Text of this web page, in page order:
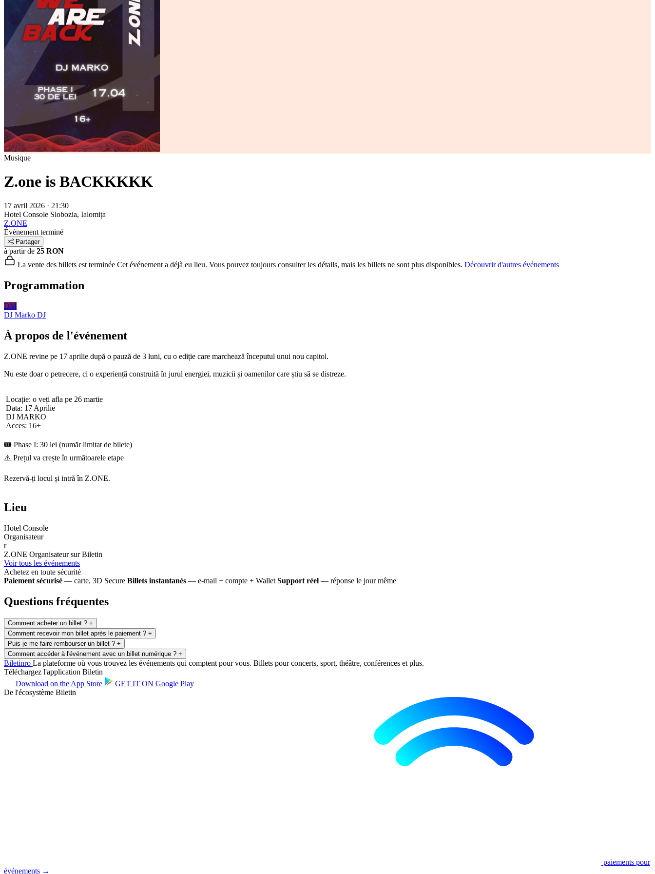
Musique
Z.one is BACKKKKK
17 avril 2026 · 21:30
Hotel Console Slobozia, Ialomița
Z.ONE
Événement terminé
Partager
à partir de 25 RON
La vente des billets est terminée Cet événement a déjà eu lieu. Vous pouvez toujours consulter les détails, mais les billets ne sont plus disponibles. Découvrir d'autres événements
Programmation
DM
DJ Marko DJ
À propos de l'événement
Z.ONE revine pe 17 aprilie după o pauză de 3 luni, cu o ediție care marchează începutul unui nou capitol.
Nu este doar o petrecere, ci o experiență construită în jurul energiei, muzicii și oamenilor care știu să se distreze.
Locație: o veți afla pe 26 martie
Data: 17 Aprilie
DJ MARKO
Acces: 16+
🎟️ Phase I: 30 lei (număr limitat de bilete)
⚠️ Prețul va crește în următoarele etape
Rezervă-ți locul și intră în Z.ONE.
Lieu
Hotel Console
Organisateur
r
Z.ONE Organisateur sur Biletin
Voir tous les événements
Achetez en toute sécurité
Paiement sécurisé — carte, 3D Secure Billets instantanés — e-mail + compte + Wallet Support réel — réponse le jour même
Questions fréquentes
Comment acheter un billet ? +
Comment recevoir mon billet après le paiement ? +
Puis-je me faire rembourser un billet ? +
Comment accéder à l'événement avec un billet numérique ? +
Biletinro La plateforme où vous trouvez les événements qui comptent pour vous. Billets pour concerts, sport, théâtre, conférences et plus.
Téléchargez l'application Biletin
Download on the App Store GET IT ON Google Play
De l'écosystème Biletin
paiements pour
événements →